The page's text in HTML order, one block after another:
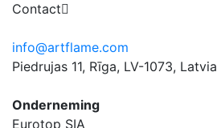
Contact
info@artflame.com
Piedrujas 11, Rīga, LV-1073, Latvia
Onderneming
Eurotop SIA